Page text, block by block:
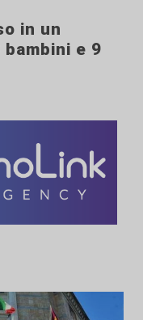
in un
e 9